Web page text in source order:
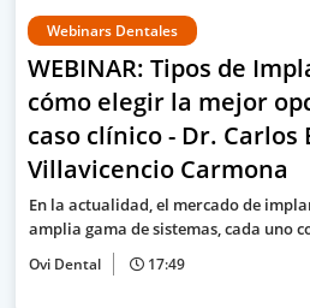
Webinars Dentales
WEBINAR: Tipos de
cómo elegir la mejor
caso clínico - Dr. Carlos
Villavicencio Carmona
En la actualidad, el mercado de
amplia gama de sistemas, cada uno
Ovi Dental 17:49